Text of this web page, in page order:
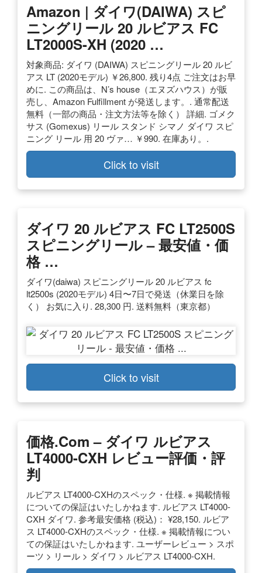
Amazon | ダイワ(DAIWA) スピ
ニングリール 20 ルビアス FC
LT2000S-XH (2020 …
対象商品: ダイワ (DAIWA) スピニングリール 20 ルビ
アス LT (2020モデル) ￥26,800. 残り4点 ご注文はお早
めに. この商品は、N’s house（エヌズハウス）が販
売し、Amazon Fulfillment が発送します。. 通常配送
無料（一部の商品・注文方法等を除く） 詳細. ゴメク
サス (Gomexus) リール スタンド シマノ ダイワ スピ
ニング リール 用 20 ヴァ… ￥990. 在庫あり。.
Click to visit
ダイワ 20 ルビアス FC LT2500S
スピニングリール – 最安値・価
格 …
ダイワ(daiwa) スピニングリール 20 ルビアス fc
lt2500s (2020モデル) 4日〜7日で発送（休業日を除
く） お気に入り. 28,300 円. 送料無料（東京都）
Click to visit
価格.com – ダイワ ルビアス
LT4000-CXH レビュー評価・評
判
ルビアス LT4000-CXHのスペック・仕様. ※ 掲載情報
についての保証はいたしかねます. ルビアス LT4000-
CXH ダイワ. 参考最安価格 (税込)： ¥28,150. ルビア
ス LT4000-CXHのスペック・仕様. ※ 掲載情報につい
ての保証はいたしかねます. ユーザーレビュー > スポ
ーツ > リール > ダイワ > ルビアス LT4000-CXH.